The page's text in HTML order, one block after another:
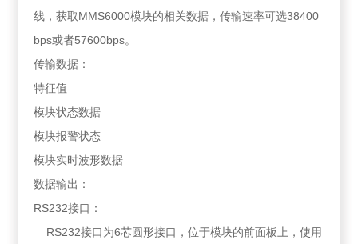
线，获取MMS6000模块的相关数据，传输速率可选38400
bps或者57600bps。
传输数据：
特征值
模块状态数据
模块报警状态
模块实时波形数据
数据输出：
RS232接口：
RS232接口为6芯圆形接口，位于模块的前面板上，使用